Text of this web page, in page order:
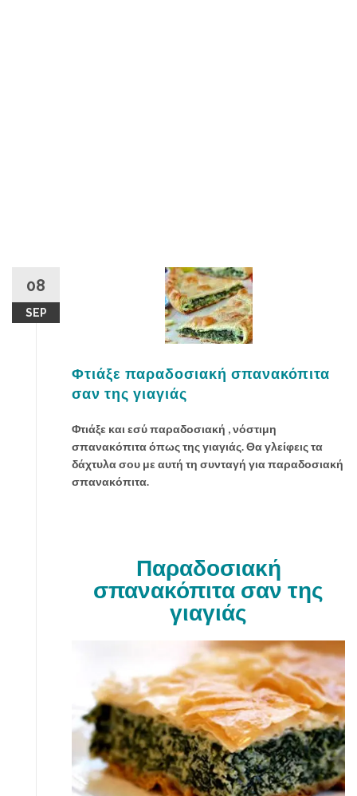
08
SEP
Φτιάξε παραδοσιακή σπανακόπιτα
σαν της γιαγιάς
Φτιάξε και εσύ παραδοσιακή , νόστιμη
σπανακόπιτα όπως της γιαγιάς. Θα γλείφεις τα
δάχτυλα σου με αυτή τη συνταγή για παραδοσιακή
σπανακόπιτα.
Παραδοσιακή
σπανακόπιτα σαν της
γιαγιάς